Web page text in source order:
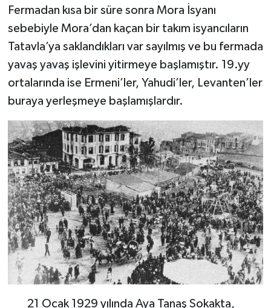
Fermadan kısa bir süre sonra Mora İsyanı
sebebiyle Mora’dan kaçan bir takım isyancıların
Tatavla’ya saklandıkları var sayılmış ve bu fermada
yavaş yavaş işlevini yitirmeye başlamıştır. 19.yy
ortalarında ise Ermeni’ler, Yahudi’ler, Levanten’ler
buraya yerleşmeye başlamışlardır.
21 Ocak 1929 yılında Aya Tanaş Sokakta,